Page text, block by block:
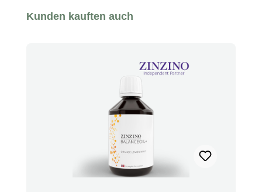
Produktgalerie überspringen
Kunden kauften auch